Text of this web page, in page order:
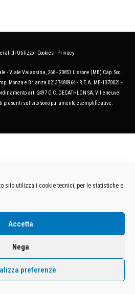
sito utilizza i cookie tecnici, per le statistiche e
Accetta
Nega
preferenze
di Utilizzo- Cookies- Privacy
- Viale Valassina, 268 - 20851 Lissone (MB) Cap. Soc.
Monza e Brianza 02137480964 - R.E.A. MB-1370021 -
art. 2497 C.C. DECATHLON SA, Villeneuve
presenti sul sito sono puramente esemplificative.